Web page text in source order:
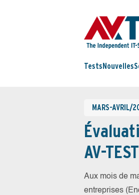
Tests Nouvelles
MARS-AVRIL/
AV-TEST
Aux mois de
entreprises